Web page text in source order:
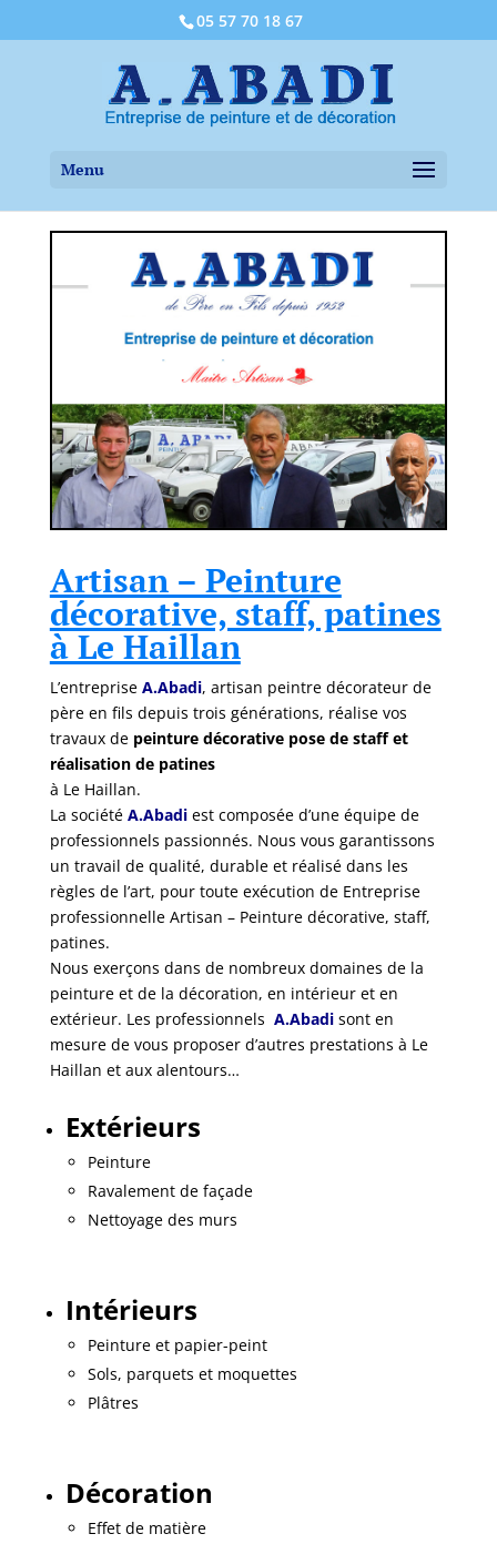
05 57 70 18 67
Artisan – Peinture
décorative, staff, patines
à Le Haillan
L’entreprise A.Abadi, artisan peintre décorateur de
père en fils depuis trois générations, réalise vos
travaux de peinture décorative pose de staff et
réalisation de patines
à Le Haillan.
La société A.Abadiest composée d’une équipe de
professionnels passionnés. Nous vous garantissons
un travail de qualité, durable et réalisé dans les
règles de l’art, pour toute exécution de Entreprise
professionnelle Artisan – Peinture décorative, staff,
patines.
Nous exerçons dans de nombreux domaines de la
peinture et de la décoration, en intérieur et en
extérieur. Les professionnels A.Abadisont en
mesure de vous proposer d’autres prestations à Le
Haillan et aux alentours…
Extérieurs
Peinture
Ravalement de façade
Nettoyage des murs
Intérieurs
Peinture et papier-peint
Sols, parquets et moquettes
Plâtres
Décoration
Effet de matière